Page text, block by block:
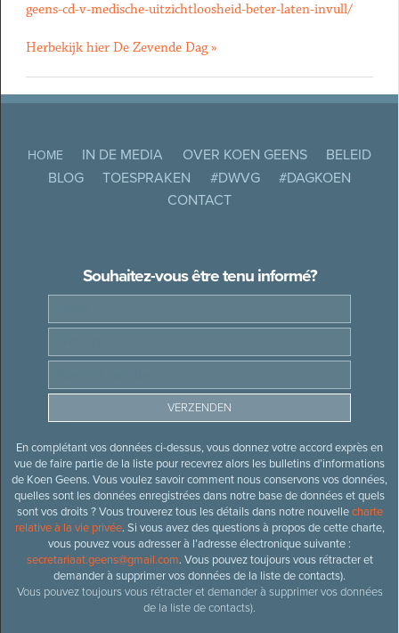
geens-cd-v-medische-uitzichtloosheid-beter-laten-invull/
Herbekijk hier De Zevende Dag »
HOME IN DE MEDIA OVER KOEN GEENS
BELEID
BLOG
TOESPRAKEN #DWVG
#DAGKOEN
CONTACT
Souhaitez-vous être tenu informé?
En complétant vos données ci-dessus, vous donnez votre accord exprès en
vue de faire partie de la liste pour recevrez alors les bulletins d’informations
de Koen Geens. Vous voulez savoir comment nous conservons vos données,
quelles sont les données enregistrées dans notre base de données et quels
sont vos droits ? Vous trouverez tous les détails dans notre nouvellecharte
relative à la vie privée. Si vous avez des questions à propos de cette charte,
vous pouvez vous adresser à l’adresse électronique suivante :
secretariaat.geens@gmail.com. Vous pouvez toujours vous rétracter et
demander à supprimer vos données de la liste de contacts).
Vous pouvez toujours vous rétracter et demander à supprimer vos données
de la liste de contacts).